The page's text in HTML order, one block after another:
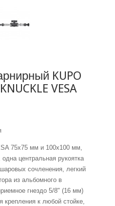
KUPO
VESA
75x75 мм и 100x100 мм,
центральная рукоятка
сочленения, легкий
из альбомного в
гнездо 5/8" (16 мм)
крепления к любой стойке,